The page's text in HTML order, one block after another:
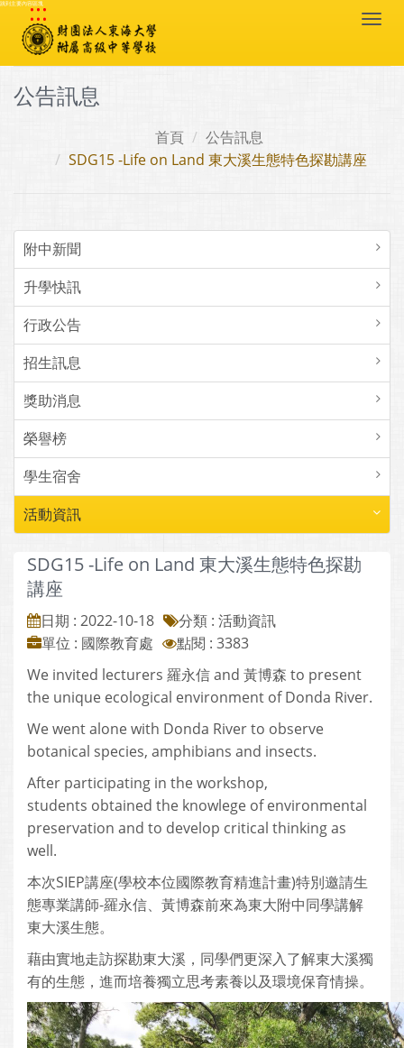
跳到主要內容區塊
:::
公告訊息
首頁
公告訊息
SDG15 -Life on Land 東大溪生態特色探勘講座
附中新聞
升學快訊
行政公告
招生訊息
獎助消息
榮譽榜
學生宿舍
活動資訊
SDG15 -Life on Land 東大溪生態特色探勘
講座
日期 : 2022-10-18
分類 : 活動資訊
單位 : 國際教育處
點閱 : 3383
We invited lecturers 羅永信 and 黃博森 to present
the unique ecological environment of Donda River.
We went alone with Donda River to observe
botanical species, amphibians and insects.
After participating in the workshop,
students obtained the knowlege of environmental
preservation and to develop critical thinking as
well.
本次SIEP講座(學校本位國際教育精進計畫)特別邀請生
態專業講師-羅永信、黃博森前來為東大附中同學講解
東大溪生態。
藉由實地走訪探勘東大溪，同學們更深入了解東大溪獨
有的生態，進而培養獨立思考素養以及環境保育情操。